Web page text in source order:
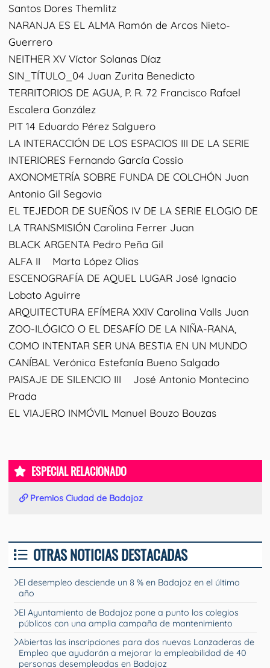
Santos Dores Themlitz
NARANJA ES EL ALMA Ramón de Arcos Nieto-
Guerrero
NEITHER XV Víctor Solanas Díaz
SIN_TÍTULO_04 Juan Zurita Benedicto
TERRITORIOS DE AGUA, P. R. 72 Francisco Rafael
Escalera González
PIT 14 Eduardo Pérez Salguero
LA INTERACCIÓN DE LOS ESPACIOS III DE LA SERIE
INTERIORES Fernando García Cossio
AXONOMETRÍA SOBRE FUNDA DE COLCHÓN Juan
Antonio Gil Segovia
EL TEJEDOR DE SUEÑOS IV DE LA SERIE ELOGIO DE
LA TRANSMISIÓN Carolina Ferrer Juan
BLACK ARGENTA Pedro Peña Gil
ALFA II Marta López Olias
ESCENOGRAFÍA DE AQUEL LUGAR José Ignacio
Lobato Aguirre
ARQUITECTURA EFÍMERA XXIV Carolina Valls Juan
ZOO-ILÓGICO O EL DESAFÍO DE LA NIÑA-RANA,
COMO INTENTAR SER UNA BESTIA EN UN MUNDO
CANÍBAL Verónica Estefanía Bueno Salgado
PAISAJE DE SILENCIO III José Antonio Montecino
Prada
EL VIAJERO INMÓVIL Manuel Bouzo Bouzas
ESPECIAL RELACIONADO
Premios Ciudad de Badajoz
OTRAS NOTICIAS DESTACADAS
El desempleo desciende un 8 % en Badajoz en el último
año
El Ayuntamiento de Badajoz pone a punto los colegios
públicos con una amplia campaña de mantenimiento
Abiertas las inscripciones para dos nuevas Lanzaderas de
Empleo que ayudarán a mejorar la empleabilidad de 40
personas desempleadas en Badajoz